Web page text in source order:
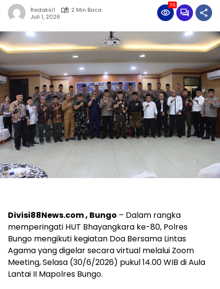
Redaksi1
2 Min Baca
Juli 1, 2026
36
Divisi88News.com , Bungo – Dalam rangka
memperingati HUT Bhayangkara ke-80, Polres
Bungo mengikuti kegiatan Doa Bersama Lintas
Agama yang digelar secara virtual melalui Zoom
Meeting, Selasa (30/6/2026) pukul 14.00 WIB di Aula
Lantai II Mapolres Bungo.